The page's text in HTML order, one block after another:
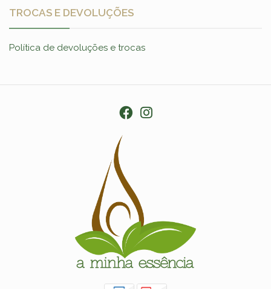
TROCAS E DEVOLUÇÕES
Política de devoluções e trocas